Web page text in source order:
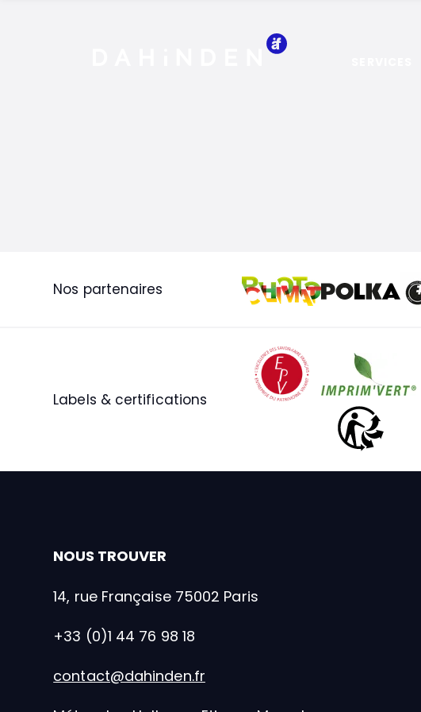
Nos partenaires PhotoclimatPolka
Labels & certifications
Entreprise du
Triman
NOUS TROUVER
14, rue Française 75002 Paris
+33 (0)1 44 76 98 18
contact@dahinden.fr